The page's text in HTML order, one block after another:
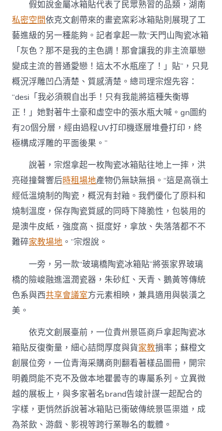
假如說金屬冰箱貼代表了民眾熟習的品類，湖南
私密空間依克文創帶來的畫瓷窯彩冰箱貼則展現了工
藝進級的另一種能夠。記者拿起一款“天門山陶瓷冰箱
「灰色？那不是我的主色調！那會讓我的非主流單戀
變成主流的普通愛戀！這太不水瓶座了！」貼”，只見
概況浮雕凹凸清楚、質感清楚。總司理宗煜先容：
“desi「我必須親自出手！只有我能將這種失衡導
正！」她對著牛土豪和虛空中的張水瓶大喊。gn圖約
有20個分層，經由過程UV打印機逐層堆疊打印，終
極構成浮雕的平面後果。”
說著，宗煜拿起一枚陶瓷冰箱貼往地上一摔，洪
亮碰撞聲響后時租場地產物仍無缺無損。“這是高嶺土
經低溫燒制的陶瓷，概況有封釉。我們優化了原料和
燒制溫度，保存陶瓷質感的同時下降脆性，包裝用的
是澳牛皮紙，強度高、挺度好，拿放、失落落都不不
難碎家教場地 。”宗煜說。
一旁，另一款“玻璃橋陶瓷冰箱貼”將張家界玻璃
橋的險峻融進溫潤瓷器，朱砂紅、天青、鵝黃等傳統
色系與西共享會議室方元素相映，兼具適用與裝潢之
美。
依克文創展臺前，一位貴州景區商戶拿起陶瓷冰
箱貼反復衡量，細心詰問厚度與貨家教損率；蘇橙文
創展位旁，一位青海采購商則翻看著樣品圖冊，開宗
明義問能不克不及做本地瞿曇寺的專屬系列。立異微
越的展板上，與多家著名brand告竣計謀一起配合的
字樣，更悄然訴說著冰箱貼已衝破傳統景區渠道，成
為茶飲、游戲、影視等跨行業聯名的載體。